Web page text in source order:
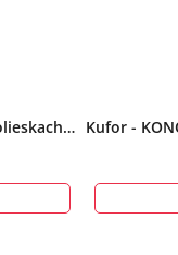
Kufor -